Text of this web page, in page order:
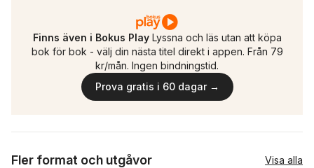
Finns även i Bokus Play Lyssna och läs utan att köpa
bok för bok - välj din nästa titel direkt i appen. Från 79
kr/mån. Ingen bindningstid.
Prova gratis i 60 dagar →
Fler format och utgåvor Visa alla